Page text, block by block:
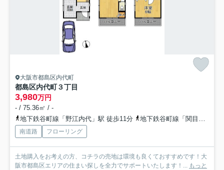
大阪市都島区内代町
都島区内代町３丁目
3,980万円
- / 75.36㎡ / -
地下鉄谷町線「野江内代」駅 徒歩11分
地下鉄谷町線「関目高殿」駅 徒歩15分
南道路 フローリング
土地購入をお考えの方、コチラの売地は環境も良くておすすめです！大
阪市都島区エリアの住まい探しを全力でサポートいたします！... もっと